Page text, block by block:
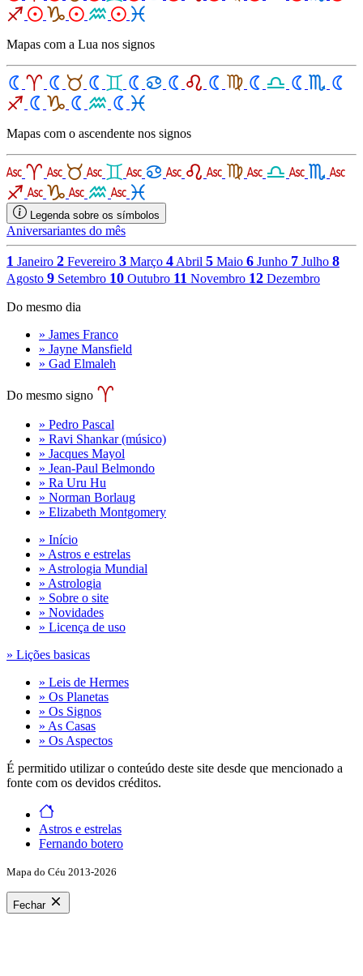
Mapas com a Lua nos signos
Mapas com o ascendente nos signos
Legenda sobre os símbolos
Aniversariantes do mês
1 Janeiro 2 Fevereiro 3 Março 4 Abril 5 Maio 6 Junho 7 Julho 8
Agosto 9 Setembro 10 Outubro 11 Novembro 12 Dezembro
Do mesmo dia
» James Franco
» Jayne Mansfield
» Gad Elmaleh
Do mesmo signo
» Pedro Pascal
» Ravi Shankar (músico)
» Jacques Mayol
» Jean-Paul Belmondo
» Ra Uru Hu
» Norman Borlaug
» Elizabeth Montgomery
» Início
» Astros e estrelas
» Astrologia Mundial
» Astrologia
» Sobre o site
» Novidades
» Licença de uso
» Lições basicas
» Leis de Hermes
» Os Planetas
» Os Signos
» As Casas
» Os Aspectos
É permitido utilizar o conteúdo deste site desde que mencionado a
fonte com os devidos créditos.
Astros e estrelas
Fernando botero
Mapa do Céu 2013-2026
Fechar